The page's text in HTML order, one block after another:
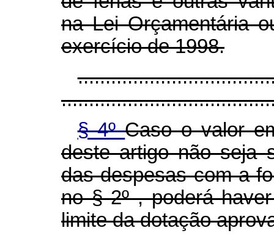
na Lei Orçamentária
exercício de 1998.
§ 4ºCaso o valor
deste artigo não seja
das despesas com a
no § 2º , poderá
limite da dotação